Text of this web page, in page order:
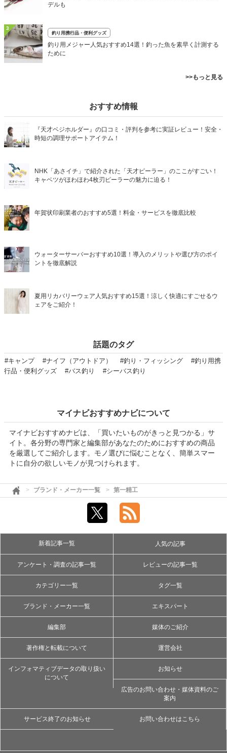
デルも
3
釣り用携行品・便利グッズ
釣り用メジャー人気おすすめ14選！釣った魚を素早く計測する
ために
>>もっと見る
おすすめ情報
『天才ベジホルダー』の口コミ・評判を参考に実証レビュー！安全・
時短の調理サポートアイテム！
NHK「あさイチ」で紹介された「天才ピーラー」のここがすごい！
キャベツがほわほわ4枚刃ピーラーの魅力に迫る！
年賀状印刷業者のおすすめ5選！料金・サービスを徹底比較
ウォーターサーバーおすすめ10選！導入のメリットや選び方のポイ
ントを徹底解説
夏用リカバリーウェア人気おすすめ15選！涼しく快適にすごせるウ
ェアをご紹介！
話題のタグ
#キャンプ #ナイフ（アウトドア） #釣り・フィッシング
#釣り用携
行品・便利グッズ
#バス釣り #シーバス釣り
マイナビおすすめナビについて
マイナビおすすめナビは、「買いたいものがきっと見つかる」サ
イト。各分野の専門家と編集部があなたのためにおすすめの商品
を厳選してご紹介します。モノ選びに悩むことなく、簡単スマー
トに自分の欲しいモノが見つけられます。
ブランド・メーカー一覧 第一精工
新着記事一覧 人気の記事
アンケート・調査の記事一覧 レビューの記事一覧
カテゴリー一覧 タグ一覧
ブランド・メーカー一覧 エキスパート
編集部 媒体のご紹介
著作権と転載について 運営会社
インフォマティブデータの取り扱い
について
お知らせ
広告のお問い合わせ・媒体資料のご
案内
サービス終了のお知らせ お問い合わせはこちら